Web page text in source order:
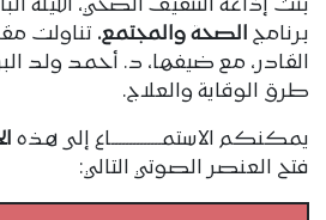
بثت إذاعة التثقيف الصحي، الليلة
برنامج الصحة والمجتمع. تناولت
القادر، مع ضيفها، د. أحمد ولد
طرق الوقاية والعلاج.
يمكنكم الاستمــــــــــــــاع إلى هذه
فتح العنصر الصوتي التالي: